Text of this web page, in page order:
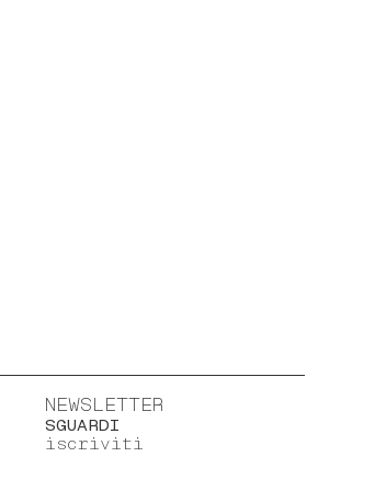
NEWSLETTER
SGUARDI
iscriviti